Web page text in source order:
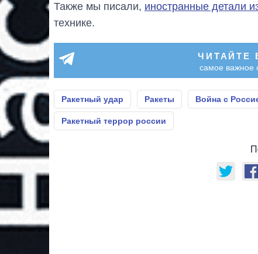
Также мы писали, иностранные детали
технике.
ЧИТАЙТЕ
самое важное
Ракетный удар Ракеты Война с
Ракетный террор россии